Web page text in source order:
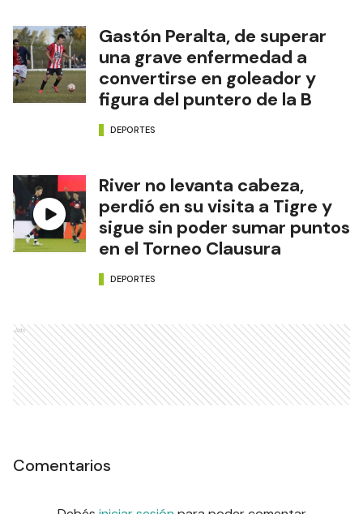
Gastón Peralta, de superar
una grave enfermedad a
convertirse en goleador y
figura del puntero de la B
DEPORTES
River no levanta cabeza,
perdió en su visita a Tigre y
sigue sin poder sumar puntos
en el Torneo Clausura
DEPORTES
Ads
Comentarios